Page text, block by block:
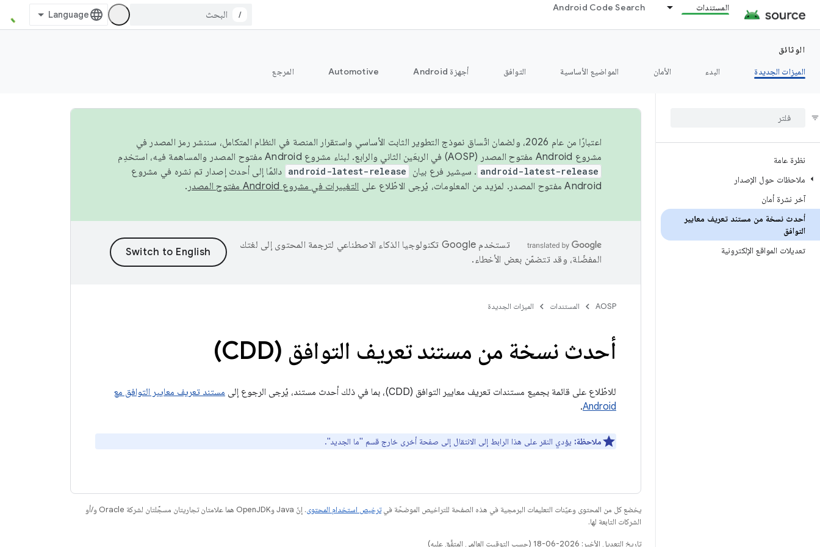
المستندات Android Code Search
/
الوثائق
الميزات الجديدة
البدء الأمان المواضيع الأساسية التوافق أجهزة Android Automotive المرجع
نظرة عامة
ملاحظات حول الإصدار
آخر نشرة أمان
أحدث نسخة من مستند تعريف معايير
التوافق
تعديلات المواقع الإلكترونية
اعتبارًا من عام 2026، ولضمان اتّساق نموذج التطوير الثابت الأساسي واستقرار المنصة في النظام المتكامل، سننشر رمز المصدر في
مشروع Android مفتوح المصدر (AOSP) في الربعَين الثاني والرابع. لبناء مشروع Android مفتوح المصدر والمساهمة فيه، استخدِم
android-latest-release . سيشير فرع بيان android-latest-release دائمًا إلى أحدث إصدار تم نشره في مشروع
Android مفتوح المصدر. لمزيد من المعلومات، يُرجى الاطّلاع على
التغييرات في مشروع Android مفتوح المصدر .
تستخدم Google تكنولوجيا الذكاء الاصطناعي لترجمة المحتوى إلى لغتك
المفضّلة، وقد تتضمّن بعض الأخطاء.
AOSP المستندات الميزات الجديدة
أحدث نسخة من مستند تعريف التوافق (CDD)
للاطّلاع على قائمة بجميع مستندات تعريف معايير التوافق (CDD)، بما في ذلك أحدث مستند، يُرجى الرجوع إلى
مستند تعريف معايير التوافق مع
Android
.
ملاحظة: يؤدي النقر على هذا الرابط إلى الانتقال إلى صفحة أخرى خارج قسم "ما الجديد".
يخضع كل من المحتوى وعيّنات التعليمات البرمجية في هذه الصفحة للتراخيص الموضحّة فيترخيص استخدام المحتوى
. إنّ Java وOpenJDK هما علامتان تجاريتان مسجَّلتان لشركة Oracle و/أو
الشركات التابعة لها.
تاريخ التعديل الأخير: 2026-06-18 (حسب التوقيت العالمي المتفَّق عليه)